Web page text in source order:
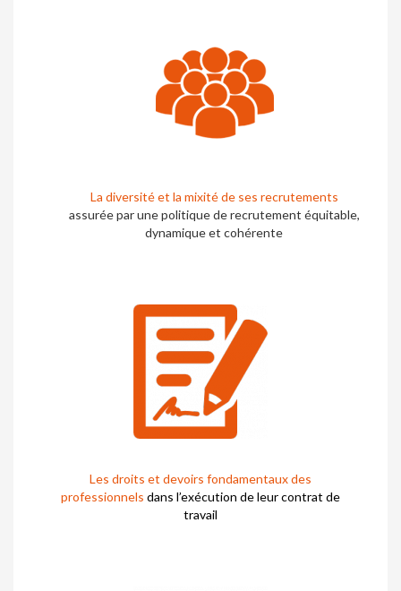
La diversité et la mixité de ses recrutements
assurée par une politique de recrutement équitable,
dynamique et cohérente
Les droits et devoirs fondamentaux des
professionnels dans l’exécution de leur contrat de
travail